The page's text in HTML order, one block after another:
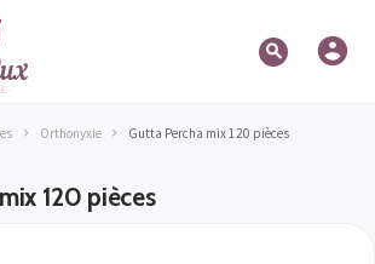
Orthonyxie Gutta Percha mix 120 pièces
120 pièces